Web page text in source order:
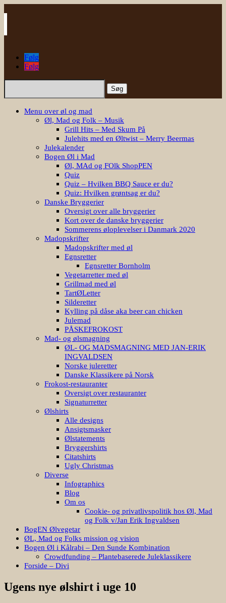
Følg
Følg
Søg
Menu over øl og mad
Øl, Mad og Folk – Musik
Grill Hits – Med Skum På
Julehits med en Øltwist – Merry Beermas
Julekalender
Bogen Øl i Mad
Øl, MAd og FOlk ShopPEN
Quiz
Quiz – Hvilken BBQ Sauce er du?
Quiz: Hvilken grøntsag er du?
Danske Bryggerier
Oversigt over alle bryggerier
Kort over de danske bryggerier
Sommerens øloplevelser i Danmark 2020
Madopskrifter
Madopskrifter med øl
Egnsretter
Egnsretter Bornholm
Vegetarretter med øl
Grillmad med øl
TartØLetter
Silderetter
Kylling på dåse aka beer can chicken
Julemad
PÅSKEFROKOST
Mad- og ølsmagning
ØL- OG MADSMAGNING MED JAN-ERIK
INGVALDSEN
Norske juleretter
Danske Klassikere på Norsk
Frokost-restauranter
Oversigt over restauranter
Signaturretter
Ølshirts
Alle designs
Ansigtsmasker
Ølstatements
Bryggershirts
Citatshirts
Ugly Christmas
Diverse
Infographics
Blog
Om os
Cookie- og privatlivspolitik hos Øl, Mad
og Folk v/Jan Erik Ingvaldsen
BogEN Ølvegetar
ØL, Mad og Folks mission og vision
Bogen Øl i Kålrabi – Den Sunde Kombination
Crowdfunding – Plantebaserede Juleklassikere
Forside – Divi
Ugens nye ølshirt i uge 10